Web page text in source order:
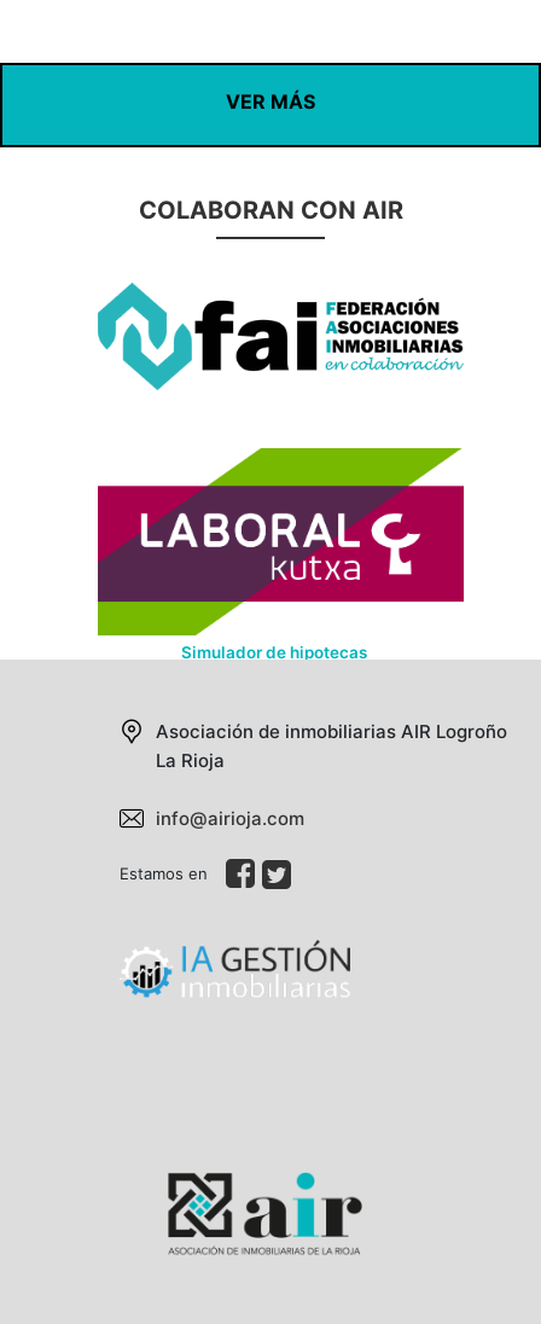
VER MÁS
COLABORAN CON AIR
Simulador de hipotecas
Asociación de inmobiliarias AIR Logroño
La Rioja
info@airioja.com
Estamos en